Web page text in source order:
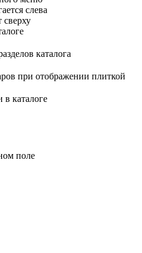
каталога
при отображении плиткой
каталоге
поле